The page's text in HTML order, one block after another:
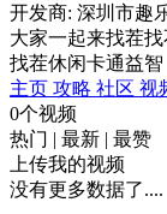
开发商: 深圳市趣
大家一起来找茬
找茬休闲卡通益智
主页 攻略 社区 视
0个视频
热门 | 最新 | 最赞
上传我的视频
没有更多数据了....